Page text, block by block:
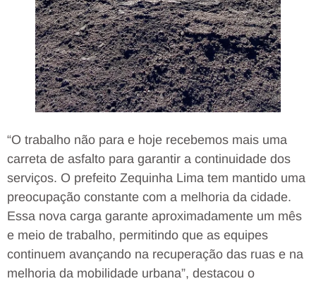
“O trabalho não para e hoje recebemos mais uma
carreta de asfalto para garantir a continuidade dos
serviços. O prefeito Zequinha Lima tem mantido uma
preocupação constante com a melhoria da cidade.
Essa nova carga garante aproximadamente um mês
e meio de trabalho, permitindo que as equipes
continuem avançando na recuperação das ruas e na
melhoria da mobilidade urbana”, destacou o